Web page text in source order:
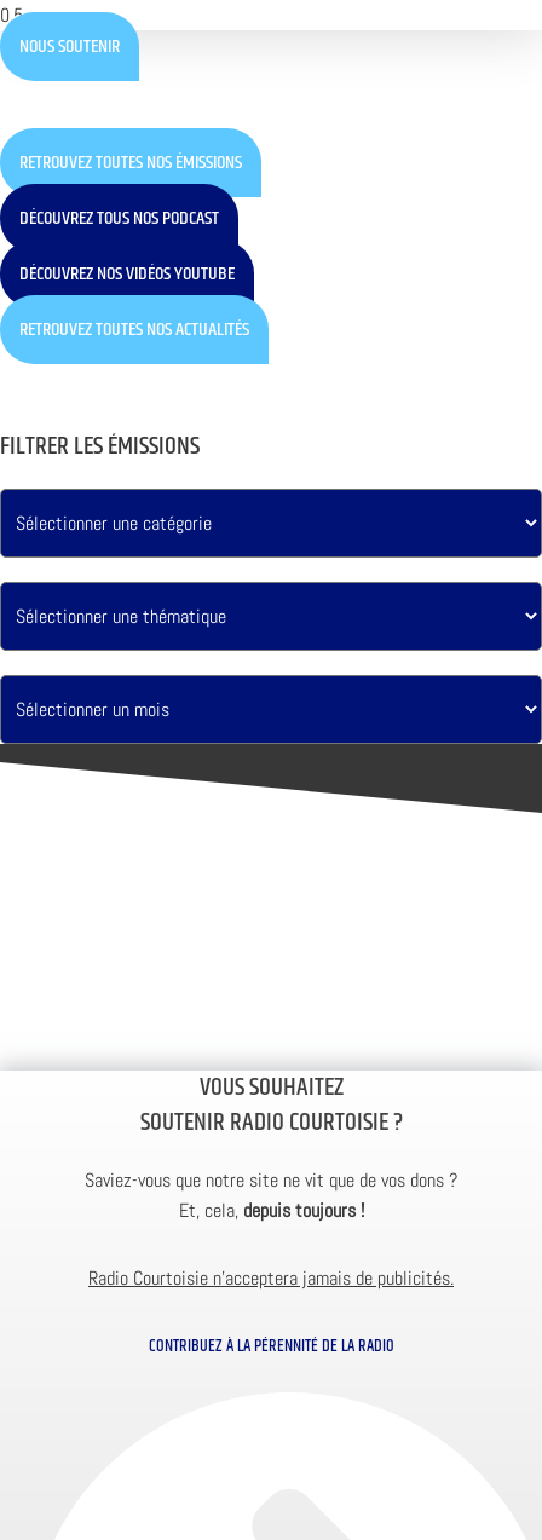
NOUS SOUTENIR
RETROUVEZ TOUTES NOS ÉMISSIONS
DÉCOUVREZ TOUS NOS PODCAST
DÉCOUVREZ NOS VIDÉOS YOUTUBE
RETROUVEZ TOUTES NOS ACTUALITÉS
FILTRER LES ÉMISSIONS
VOUS SOUHAITEZ
SOUTENIR RADIO COURTOISIE ?
Saviez-vous que notre site ne vit que de vos dons ?
Et, cela, depuis toujours !
Radio Courtoisie n’acceptera jamais de publicités.
CONTRIBUEZ À LA PÉRENNITÉ DE LA RADIO